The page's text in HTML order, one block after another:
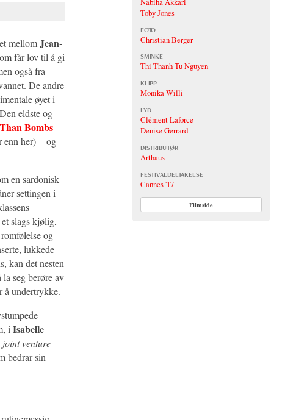
mellomJean-
får lov til å gi
også fra
De andre
øyet i
eldste og
Bombs
enn her) – og
en sardonisk
settingen i
slags kjølig,
og
lukkede
kan det nesten
seg berøre av
å undertrykke.
i Isabelle
joint venture
bedrar sin
Toby Jones
FOTO
Christian Berger
SMINKE
Thi Thanh Tu Nguyen
KLIPP
Monika Willi
LYD
Clément Laforce
Denise Gerrard
DISTRIBUTØR
Arthaus
FESTIVALDELTAKELSE
Cannes '17
Filmside